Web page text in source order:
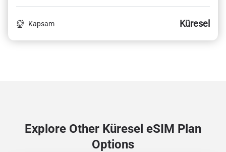
Kapsam Küresel
Explore Other Küresel eSIM Plan
Options